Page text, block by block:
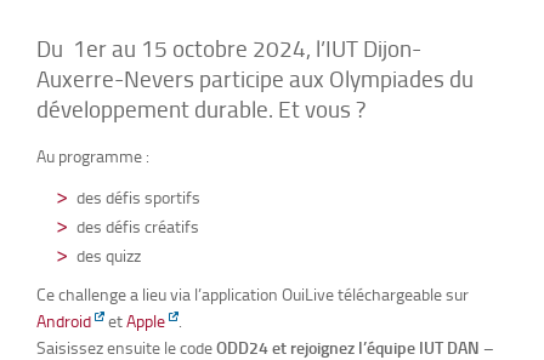
Du 1er au 15 octobre 2024, l’IUT Dijon-
Auxerre-Nevers participe aux Olympiades du
développement durable. Et vous ?
Au programme :
des défis sportifs
des défis créatifs
des quizz
Ce challenge a lieu via l’application OuiLive téléchargeable sur
Android
etApple
Saisissez ensuite le codeODD24 et rejoignez l’équipe IUT DAN –